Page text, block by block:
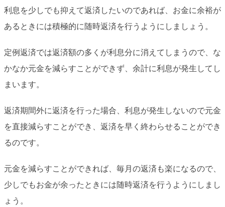
利息を少しでも抑えて返済したいのであれば、お金に余裕が
あるときには積極的に随時返済を行うようにしましょう。
定例返済では返済額の多くが利息分に消えてしまうので、な
かなか元金を減らすことができず、余計に利息が発生してし
まいます。
返済期間外に返済を行った場合、利息が発生しないので元金
を直接減らすことができ、返済を早く終わらせることができ
るのです。
元金を減らすことができれば、毎月の返済も楽になるので、
少しでもお金が余ったときには随時返済を行うようにしまし
ょう。